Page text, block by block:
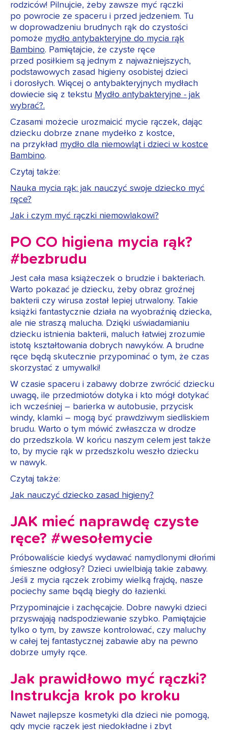
rodziców! Pilnujcie, żeby zawsze myć rączki
po powrocie ze spaceru i przed jedzeniem. Tu
w doprowadzeniu brudnych rąk do czystości
pomoże mydło antybakteryjne do mycia rąk
Bambino. Pamiętajcie, że czyste ręce
przed posiłkiem są jednym z najważniejszych,
podstawowych zasad higieny osobistej dzieci
i dorosłych. Więcej o antybakteryjnych mydłach
dowiecie się z tekstu Mydło antybakteryjne - jak
wybrać?.
Czasami możecie urozmaicić mycie rączek, dając
dziecku dobrze znane mydełko z kostce,
na przykład mydło dla niemowląt i dzieci w kostce
Bambino.
Czytaj także:
Nauka mycia rąk: jak nauczyć swoje dziecko myć
ręce?
Jak i czym myć rączki niemowlakowi?
PO CO higiena mycia rąk?
#bezbrudu
Jest cała masa książeczek o brudzie i bakteriach.
Warto pokazać je dziecku, żeby obraz groźnej
bakterii czy wirusa został lepiej utrwalony. Takie
książki fantastycznie działa na wyobraźnię dziecka,
ale nie straszą malucha. Dzięki uświadamianiu
dziecku istnienia bakterii, maluch łatwiej zrozumie
istotę kształtowania dobrych nawyków. A brudne
ręce będą skutecznie przypominać o tym, że czas
skorzystać z umywalki!
W czasie spaceru i zabawy dobrze zwrócić dziecku
uwagę, ile przedmiotów dotyka i kto mógł dotykać
ich wcześniej – barierka w autobusie, przycisk
windy, klamki – mogą być prawdziwym siedliskiem
brudu. Warto o tym mówić zwłaszcza w drodze
do przedszkola. W końcu naszym celem jest także
to, by mycie rąk w przedszkolu weszło dziecku
w nawyk.
Czytaj także:
Jak nauczyć dziecko zasad higieny?
JAK mieć naprawdę czyste
ręce? #wesołemycie
Próbowaliście kiedyś wydawać namydlonymi dłońmi
śmieszne odgłosy? Dzieci uwielbiają takie zabawy.
Jeśli z mycia rączek zrobimy wielką frajdę, nasze
pociechy same będą biegły do łazienki.
Przypominajcie i zachęcajcie. Dobre nawyki dzieci
przyswajają nadspodziewanie szybko. Pamiętajcie
tylko o tym, by zawsze kontrolować, czy maluchy
w całej tej fantastycznej zabawie aby na pewno
dobrze umyły ręce.
Jak prawidłowo myć rączki?
Instrukcja krok po kroku
Nawet najlepsze kosmetyki dla dzieci nie pomogą,
gdy mycie rączek jest niedokładne i zbyt